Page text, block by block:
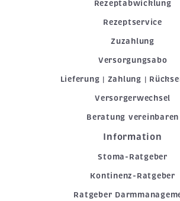
Rezeptabwicklung
Rezeptservice
Zuzahlung
Versorgungsabo
Lieferung | Zahlung |
Versorgerwechsel
Beratung vereinbaren
Information
Stoma-Ratgeber
Kontinenz-Ratgeber
Ratgeber